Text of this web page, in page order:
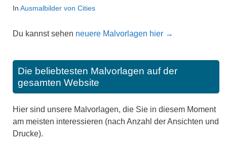
In Ausmalbilder von Cities
Du kannst sehen neuere Malvorlagen hier →
Die beliebtesten Malvorlagen auf der
gesamten Website
Hier sind unsere Malvorlagen, die Sie in diesem Moment
am meisten interessieren (nach Anzahl der Ansichten und
Drucke).